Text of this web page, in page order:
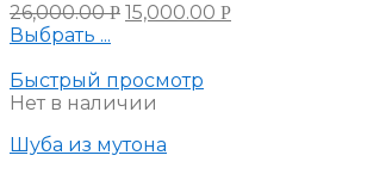
26,000.00Р 15,000.00 Р
Выбрать ...
Быстрый просмотр
Нет в наличии
Шуба из мутона